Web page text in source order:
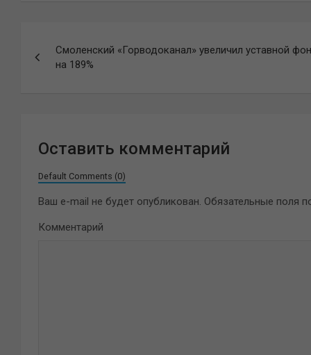
по
Смоленский «Горводоканал» увеличил уставной
на 189%
Оставить комментарий
Default Comments (0)
Ваш e-mail не будет опубликован. Обязательные поля
Комментарий